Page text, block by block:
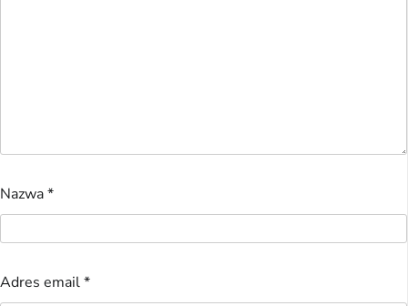
Nazwa*
Adres email*